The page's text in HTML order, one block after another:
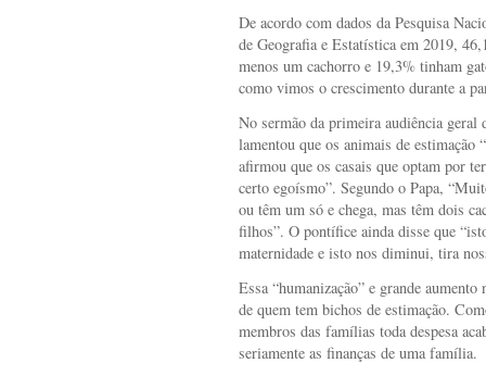
De acordo com dados da Pesquisa
de Geografia e Estatística em 2019,
menos um cachorro e 19,3% tinham
como vimos o crescimento durante a
No sermão da primeira audiência geral
lamentou que os animais de estimação
afirmou que os casais que optam por
certo egoísmo”. Segundo o Papa,
ou têm um só e chega, mas têm dois
filhos”. O pontífice ainda disse que
maternidade e isto nos diminui, tira
Essa “humanização” e grande
de quem tem bichos de estimação.
membros das famílias toda despesa
seriamente as finanças de uma família.